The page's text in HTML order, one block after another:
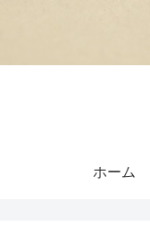
ホーム